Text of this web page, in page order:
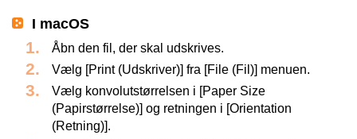
I macOS
Åbn den fil, der skal udskrives.
Vælg [Print (Udskriver)] fra [File (Fil)] menuen.
Vælg konvolutstørrelsen i [Paper Size
(Papirstørrelse)] og retningen i [Orientation
(Retning)].